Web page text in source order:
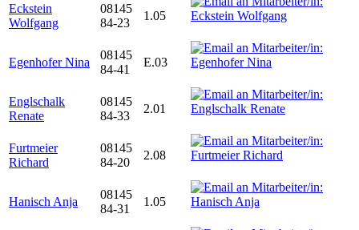
Eckstein
Wolfgang
08145
84-23
1.05
Egenhofer Nina
08145
84-41
E.03
Englschalk
Renate
08145
84-33
2.01
Furtmeier
Richard
08145
84-20
2.08
Hanisch Anja
08145
84-31
1.05